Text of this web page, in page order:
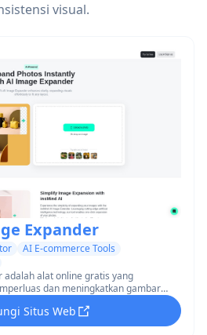
visual.
Expander
AI E-commerce Tools
adalah alat online gratis yang
dan meningkatkan gambar
atau kehilangan kualitas.
Situs Web